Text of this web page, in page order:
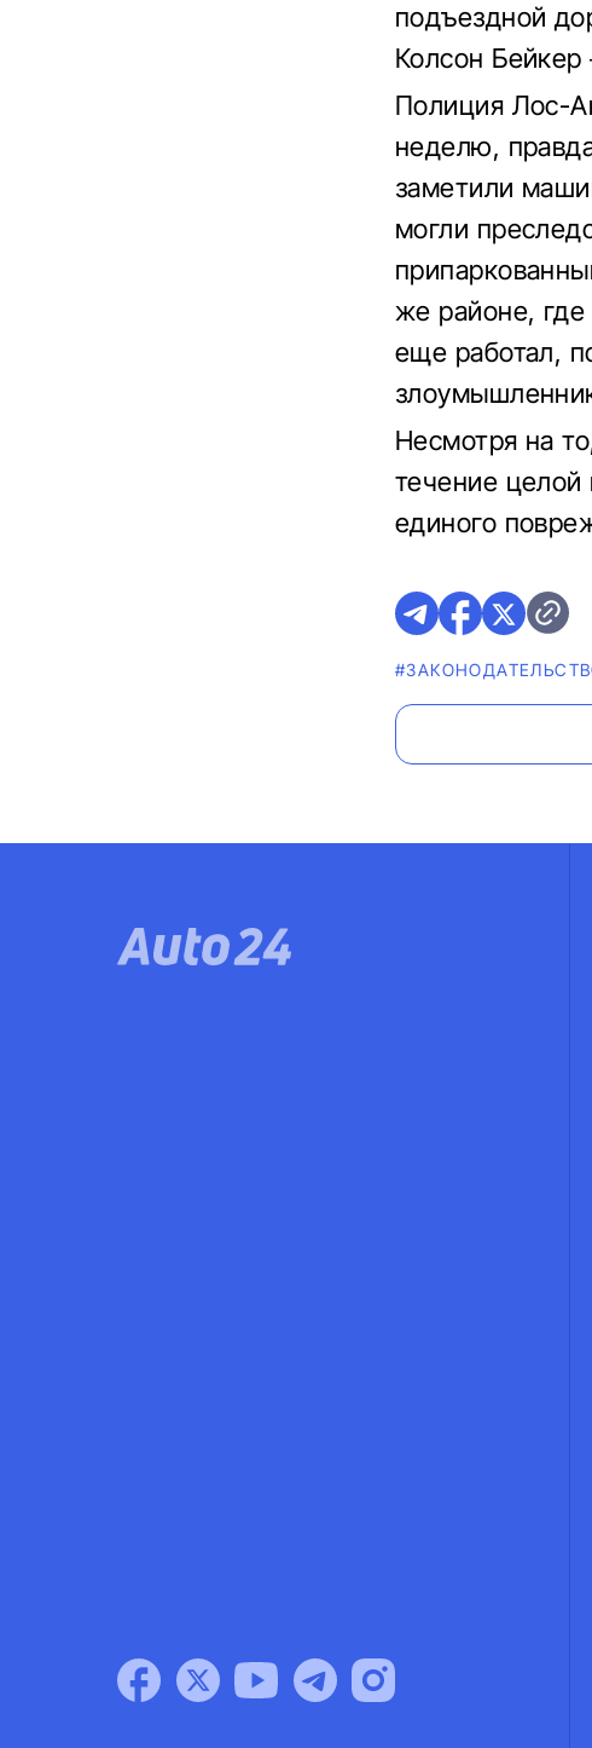
подъездной
Колсон
Полиция Лос-
неделю,
заметили
могли
же районе, где
еще работал,
Несмотря на
течение целой
единого